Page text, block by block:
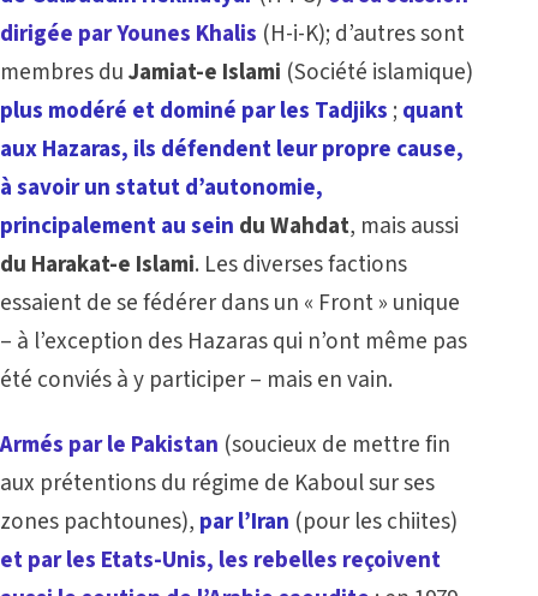
dirigée par Younes Khalis (H-i-K); d’autres sont
membres duJamiat-e Islami (Société islamique)
plus modéré et dominé par les Tadjiks ; quant
aux Hazaras, ils défendent leur propre cause,
à savoir un statut d’autonomie,
principalement au sein du Wahdat, mais aussi
du Harakat-e Islami. Les diverses factions
essaient de se fédérer dans un « Front » unique
– à l’exception des Hazaras qui n’ont même pas
été conviés à y participer – mais en vain.
Armés par le Pakistan (soucieux de mettre fin
aux prétentions du régime de Kaboul sur ses
zones pachtounes), par l’Iran (pour les chiites)
et par les Etats-Unis, les rebelles reçoivent